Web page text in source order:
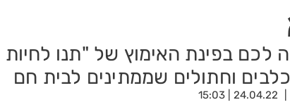
לכם בפינת האימוץ של "תנו
וחתולים שממתינים לבית חם
24.04.22 | 15:03